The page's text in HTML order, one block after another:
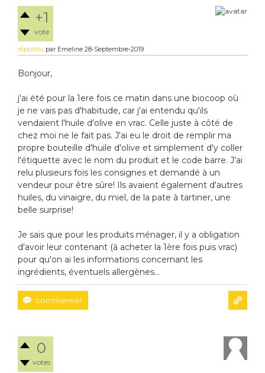
+1
vote
répondu par Emeline 28-Septembre-2019
Bonjour,
j'ai été pour la 1ere fois ce matin dans une biocoop où
je ne vais pas d'habitude, car j'ai entendu qu'ils
vendaient l'huile d'olive en vrac. Celle juste à côté de
chez moi ne le fait pas. J'ai eu le droit de remplir ma
propre bouteille d'huile d'olive et simplement d'y coller
l'étiquette avec le nom du produit et le code barre. J'ai
relu plusieurs fois les consignes et demandé à un
vendeur pour être sûre! Ils avaient également d'autres
huiles, du vinaigre, du miel, de la pate à tartiner, une
belle surprise!
Je sais que pour les produits ménager, il y a obligation
d'avoir leur contenant (à acheter la 1ère fois puis vrac)
pour qu'on ai les informations concernant les
ingrédients, éventuels allergènes...
0
votes